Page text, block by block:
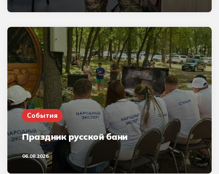
События
Праздник русской бани
06.08.2026